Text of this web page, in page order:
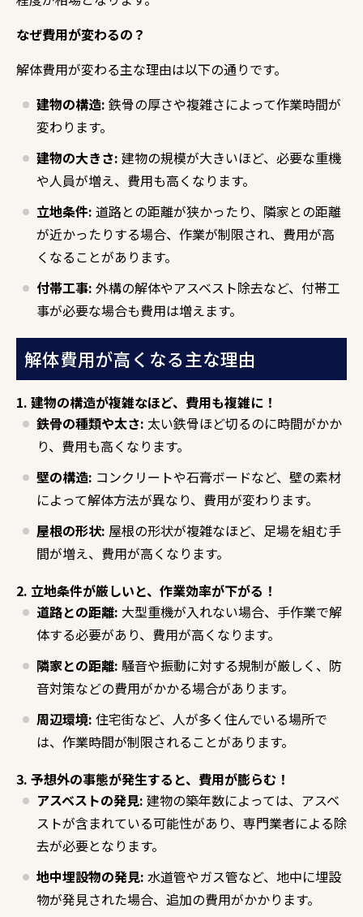
なぜ費用が変わるの？
解体費用が変わる主な理由は以下の通りです。
建物の構造: 鉄骨の厚さや複雑さによって作業時間が
変わります。
建物の大きさ: 建物の規模が大きいほど、 必要な重機
や人員が増え、 費用も高くなります。
立地条件: 道路との距離が狭かったり、 隣家との距離
が近かったりする場合、 作業が制限され、 費用が高
くなることがあります。
付帯工事: 外構の解体やアスベスト除去など、 付帯工
事が必要な場合も費用は増えます。
解体費用が高くなる主な理由
1. 建物の構造が複雑なほど、費用も複雑に！
鉄骨の種類や太さ: 太い鉄骨ほど切るのに時間がかか
り、 費用も高くなります。
壁の構造: コンクリートや石膏ボードなど、 壁の素材
によって解体方法が異なり、 費用が変わります。
屋根の形状: 屋根の形状が複雑なほど、 足場を組む手
間が増え、 費用が高くなります。
2. 立地条件が厳しいと、作業効率が下がる！
道路との距離: 大型重機が入れない場合、 手作業で解
体する必要があり、 費用が高くなります。
隣家との距離: 騒音や振動に対する規制が厳しく、 防
音対策などの費用がかかる場合があります。
周辺環境: 住宅街など、 人が多く住んでいる場所で
は、 作業時間が制限されることがあります。
3. 予想外の事態が発生すると、費用が膨らむ！
アスベストの発見: 建物の築年数によっては、 アスベ
ストが含まれている可能性があり、 専門業者による除
去が必要となります。
地中埋設物の発見: 水道管やガス管など、 地中に埋設
物が発見された場合、 追加の費用がかかります。